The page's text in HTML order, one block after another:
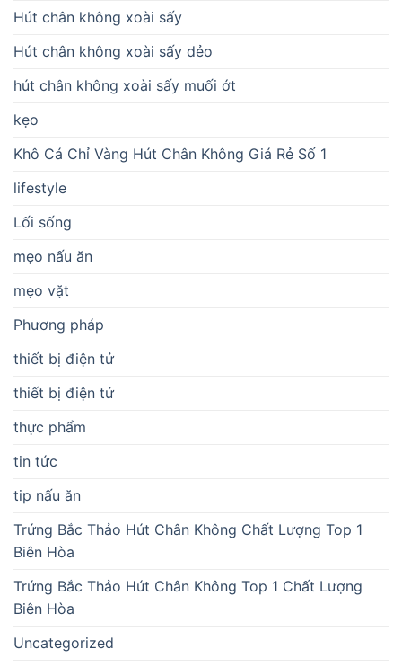
Hút chân không xoài sấy
Hút chân không xoài sấy dẻo
hút chân không xoài sấy muối ớt
kẹo
Khô Cá Chỉ Vàng Hút Chân Không Giá Rẻ Số 1
lifestyle
Lối sống
mẹo nấu ăn
mẹo vặt
Phương pháp
thiết bị điện tử
thiết bị điện tử
thực phẩm
tin tức
tip nấu ăn
Trứng Bắc Thảo Hút Chân Không Chất Lượng Top 1
Biên Hòa
Trứng Bắc Thảo Hút Chân Không Top 1 Chất Lượng
Biên Hòa
Uncategorized